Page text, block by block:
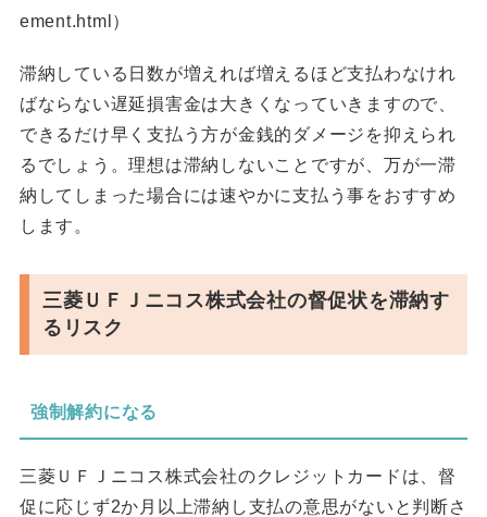
ement.html）
滞納している日数が増えれば増えるほど支払わなけれ
ばならない遅延損害金は大きくなっていきますので、
できるだけ早く支払う方が金銭的ダメージを抑えられ
るでしょう。理想は滞納しないことですが、万が一滞
納してしまった場合には速やかに支払う事をおすすめ
します。
三菱ＵＦＪニコス株式会社の督促状を滞納す
るリスク
強制解約になる
三菱ＵＦＪニコス株式会社のクレジットカードは、督
促に応じず2か月以上滞納し支払の意思がないと判断さ